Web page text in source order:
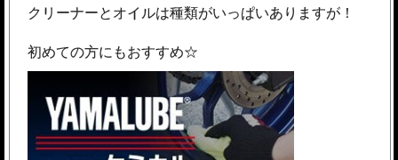
クリーナーとオイルは種類がいっぱいありますが！
初めての方にもおすすめ☆